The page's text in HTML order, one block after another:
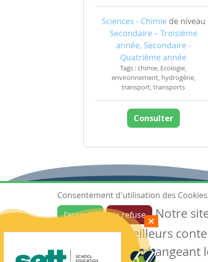
Sciences - Chimie de niveau
Secondaire – Troisième
année, Secondaire -
Quatrième année
Tags : chimie, Ecologie,
environnement, hydrogène,
transport, transports
Consulter
Ressources
Les ressources
Créer une ressource
Consentement d'utilisation des Cookies
J'accepte
Je refuse
Notre
garantir de meilleurs
des cookies en